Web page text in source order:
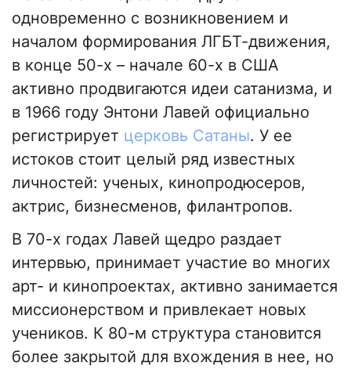
одновременно с возникновением и
началом формирования ЛГБТ-движения,
в конце 50-х – начале 60-х в США
активно продвигаются идеи сатанизма, и
в 1966 году Энтони Лавей официально
регистрирует церковь Сатаны. У ее
истоков стоит целый ряд известных
личностей: ученых, кинопродюсеров,
актрис, бизнесменов, филантропов.
В 70-х годах Лавей щедро раздает
интервью, принимает участие во многих
арт- и кинопроектах, активно занимается
миссионерством и привлекает новых
учеников. К 80-м структура становится
более закрытой для вхождения в нее, но